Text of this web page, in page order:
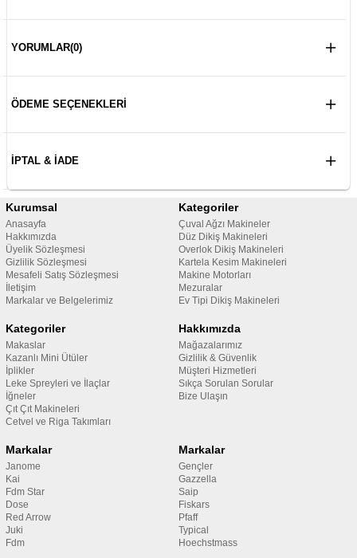
YORUMLAR(0)
ÖDEME SEÇENEKLERI
İPTAL & İADE
Kurumsal
Anasayfa
Hakkımızda
Üyelik Sözleşmesi
Gizlilik Sözleşmesi
Mesafeli Satış Sözleşmesi
İletişim
Markalar ve Belgelerimiz
Kategoriler
Çuval Ağzı Makineler
Düz Dikiş Makineleri
Overlok Dikiş Makineleri
Kartela Kesim Makineleri
Makine Motorları
Mezuralar
Ev Tipi Dikiş Makineleri
Kategoriler
Makaslar
Kazanlı Mini Ütüler
İplikler
Leke Spreyleri ve İlaçlar
İğneler
Çıt Çıt Makineleri
Cetvel ve Riga Takımları
Hakkımızda
Mağazalarımız
Gizlilik & Güvenlik
Müşteri Hizmetleri
Sıkça Sorulan Sorular
Bize Ulaşın
Markalar
Janome
Kai
Fdm Star
Dose
Red Arrow
Juki
Fdm
Markalar
Gençler
Gazzella
Saip
Fiskars
Pfaff
Typical
Hoechstmass